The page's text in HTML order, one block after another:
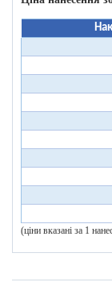
(ціни вказані за 1